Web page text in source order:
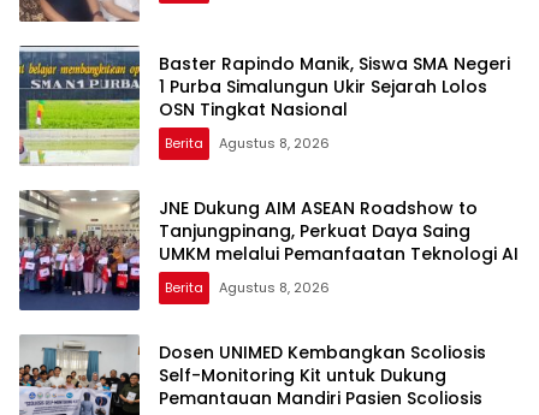
Baster Rapindo Manik, Siswa SMA Negeri
1 Purba Simalungun Ukir Sejarah Lolos
OSN Tingkat Nasional
Berita Agustus 8, 2026
JNE Dukung AIM ASEAN Roadshow to
Tanjungpinang, Perkuat Daya Saing
UMKM melalui Pemanfaatan Teknologi AI
Berita Agustus 8, 2026
Dosen UNIMED Kembangkan Scoliosis
Self-Monitoring Kit untuk Dukung
Pemantauan Mandiri Pasien Scoliosis